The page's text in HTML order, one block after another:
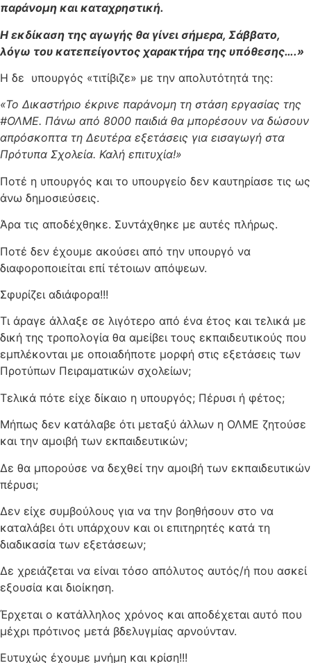
παράνομη και καταχρηστική.
Η εκδίκαση της αγωγής θα γίνει σήμερα, Σάββατο,
λόγω του κατεπείγοντος χαρακτήρα της υπόθεσης….»
Η δε υπουργός «τιτίβιζε» με την απολυτότητά της:
«Το Δικαστήριο έκρινε παράνομη τη στάση εργασίας της
#ΟΛΜΕ. Πάνω από 8000 παιδιά θα μπορέσουν να δώσουν
απρόσκοπτα τη Δευτέρα εξετάσεις για εισαγωγή στα
Πρότυπα Σχολεία. Καλή επιτυχία!»
Ποτέ η υπουργός και το υπουργείο δεν καυτηρίασε τις ως
άνω δημοσιεύσεις.
Άρα τις αποδέχθηκε. Συντάχθηκε με αυτές πλήρως.
Ποτέ δεν έχουμε ακούσει από την υπουργό να
διαφοροποιείται επί τέτοιων απόψεων.
Σφυρίζει αδιάφορα!!!
Τι άραγε άλλαξε σε λιγότερο από ένα έτος και τελικά με
δική της τροπολογία θα αμείβει τους εκπαιδευτικούς που
εμπλέκονται με οποιαδήποτε μορφή στις εξετάσεις των
Προτύπων Πειραματικών σχολείων;
Τελικά πότε είχε δίκαιο η υπουργός; Πέρυσι ή φέτος;
Μήπως δεν κατάλαβε ότι μεταξύ άλλων η ΟΛΜΕ ζητούσε
και την αμοιβή των εκπαιδευτικών;
Δε θα μπορούσε να δεχθεί την αμοιβή των εκπαιδευτικών
πέρυσι;
Δεν είχε συμβούλους για να την βοηθήσουν στο να
καταλάβει ότι υπάρχουν και οι επιτηρητές κατά τη
διαδικασία των εξετάσεων;
Δε χρειάζεται να είναι τόσο απόλυτος αυτός/ή που ασκεί
εξουσία και διοίκηση.
Έρχεται ο κατάλληλος χρόνος και αποδέχεται αυτό που
μέχρι πρότινος μετά βδελυγμίας αρνούνταν.
Ευτυχώς έχουμε μνήμη και κρίση!!!